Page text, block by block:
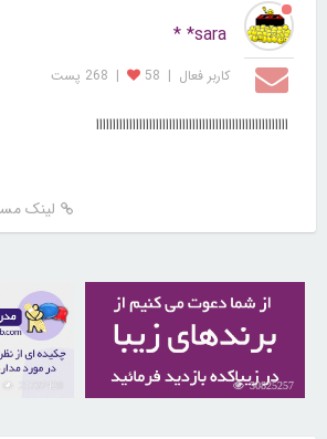
sara* *
کاربر فعال |
58
| 268 پست
اااااااااااااااااااااااااااااااااااااااااااااااااااااااااا
لینک
30825257